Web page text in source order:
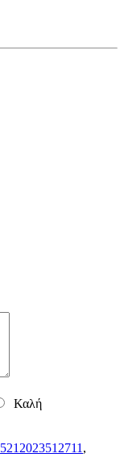
Καλή
5212023512711 ,